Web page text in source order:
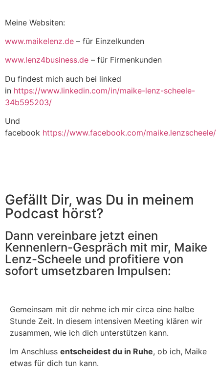
Meine Websiten:
www.maikelenz.de – für Einzelkunden
www.lenz4business.de – für Firmenkunden
Du findest mich auch bei linked
in https://www.linkedin.com/in/maike-lenz-scheele-
34b595203/
Und
facebook https://www.facebook.com/maike.lenzscheele/
Gefällt Dir, was Du in meinem
Podcast hörst?
Dann vereinbare jetzt einen
Kennenlern-Gespräch mit mir, Maike
Lenz-Scheele und profitiere von
sofort umsetzbaren Impulsen:
Gemeinsam mit dir nehme ich mir circa eine halbe
Stunde Zeit. In diesem intensiven Meeting klären wir
zusammen, wie ich dich unterstützen kann.
Im Anschluss entscheidest du in Ruhe, ob ich, Maike
etwas für dich tun kann.